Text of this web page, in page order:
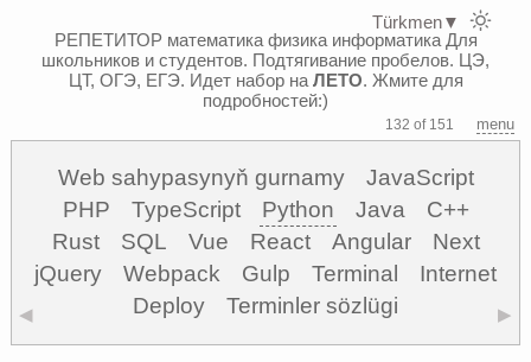
РЕПЕТИТОР математика физика информатикаДля
школьников и студентов. Подтягивание пробелов. ЦЭ,
ЦТ, ОГЭ, ЕГЭ. Идет набор на ЛЕТО. Жмите для
подробностей:)
132 of 151 menu
Web sahypasynyň gurnamy
JavaScript
PHP
TypeScript Python Java
C++
Rust
SQL Vue React Angular
Next
jQuery
Webpack Gulp Terminal
Internet
Deploy
Terminler sözlügi
◀ ▶
Türkmen▼